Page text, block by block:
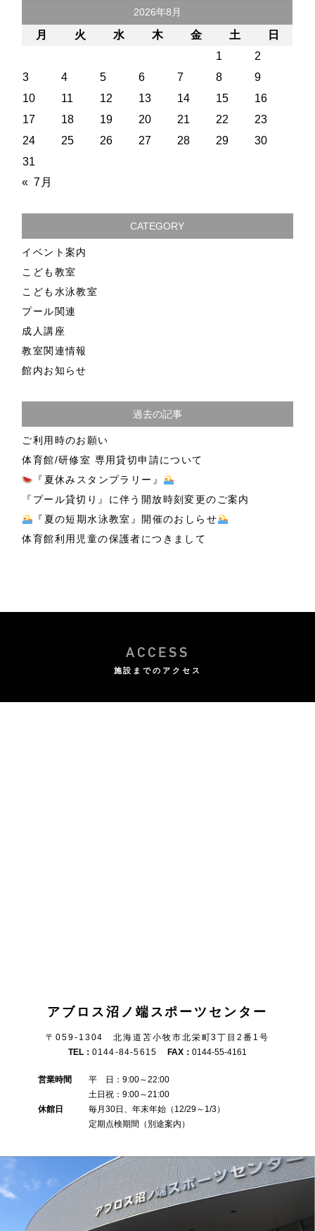
2026年8月
月 火 水 木 金 土
日
1
2
3
4 5 6 7 8
9
10
11 12 13 14 15
16
17
18 19 20 21 22
23
24
25 26 27 28 29
30
31
« 7月
CATEGORY
イベント案内
こども教室
こども水泳教室
プール関連
成人講座
教室関連情報
館内お知らせ
過去の記事
ご利用時のお願い
体育館/研修室 専用貸切申請について
『夏休みスタンプラリー』
『プール貸切り』に伴う開放時刻変更のご案内
『夏の短期水泳教室』開催のおしらせ
体育館利用児童の保護者につきまして
ACCESS
施設までのアクセス
アブロス沼ノ端スポーツセンター
〒059-1304 北海道苫小牧市北栄町3丁目2番1号
TEL： 0144-84-5615 FAX：0144-55-4161
営業時間 平 日：9:00～22:00
土日祝：9:00～21:00
休館日 毎月30日、年末年始（12/29～1/3）
定期点検期間（別途案内）